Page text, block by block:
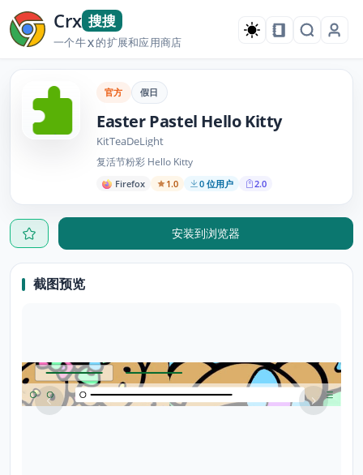
Crx 搜搜
一个牛X的扩展和应用商店
官方 假日
Easter Pastel Hello Kitty
KitTeaDeLight
复活节粉彩 Hello Kitty
Firefox 1.0 0 位用户 2.0
安装到浏览器
截图预览